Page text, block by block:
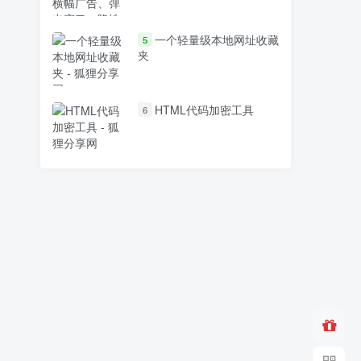
5 一个轻量级本地网址收藏
夹
6 HTML代码加密工具